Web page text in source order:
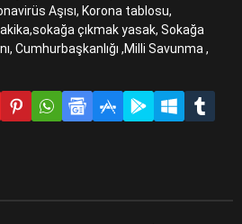
Aşısı, Korona tablosu,
çıkmak yasak, Sokağa
Cumhurbaşkanlığı ,Milli Savunma ,